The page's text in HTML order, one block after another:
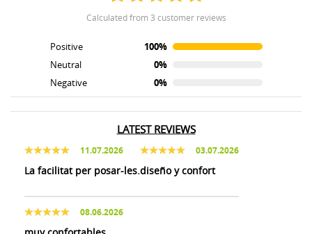
calculated from 3 customer reviews
Positive
100%
Neutral
0%
Negative
0%
LATEST REVIEWS
11.07.2026
La facilitat per posar-les.
03.07.2026
diseño y confort
08.06.2026